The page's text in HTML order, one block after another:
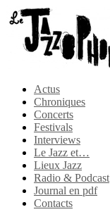
Actus
Chroniques
Concerts
Festivals
Interviews
Le Jazz et…
Lieux Jazz
Radio & Podcast
Journal en pdf
Contacts